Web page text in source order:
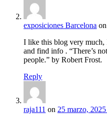
exposiciones Barcelona on
I like this blog very much,
and find info . “There’s
people.” by Robert Frost.
Reply
raja111 on 25 marzo,